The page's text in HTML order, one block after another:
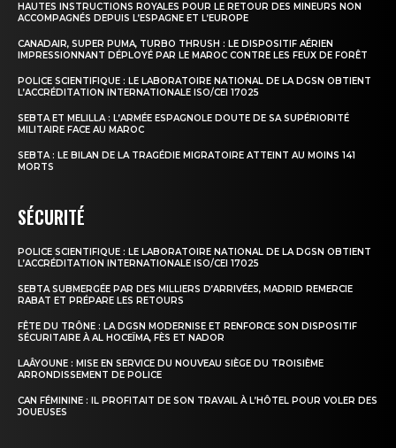
HAUTES INSTRUCTIONS ROYALES POUR LE RETOUR DES MINEURS NON
ACCOMPAGNÉS DEPUIS L’ESPAGNE ET L’EUROPE
CANADAIR, SUPER PUMA, TURBO THRUSH : LE DISPOSITIF AÉRIEN
IMPRESSIONNANT DÉPLOYÉ PAR LE MAROC CONTRE LES FEUX DE FORÊT
POLICE SCIENTIFIQUE : LE LABORATOIRE NATIONAL DE LA DGSN OBTIENT
L’ACCRÉDITATION INTERNATIONALE ISO/CEI 17025
SEBTA ET MELILLA : L’ARMÉE ESPAGNOLE DOUTE DE SA SUPÉRIORITÉ
MILITAIRE FACE AU MAROC
SEBTA : LE BILAN DE LA TRAGÉDIE MIGRATOIRE ATTEINT AU MOINS 141
MORTS
SÉCURITÉ
POLICE SCIENTIFIQUE : LE LABORATOIRE NATIONAL DE LA DGSN OBTIENT
L’ACCRÉDITATION INTERNATIONALE ISO/CEI 17025
SEBTA SUBMERGÉE PAR DES MILLIERS D’ARRIVÉES, MADRID REMERCIE
RABAT ET PRÉPARE LES RETOURS
FÊTE DU TRÔNE : LA DGSN MODERNISE ET RENFORCE SON DISPOSITIF
SÉCURITAIRE À AL HOCEÏMA, FÈS ET NADOR
LAÂYOUNE : MISE EN SERVICE DU NOUVEAU SIÈGE DU TROISIÈME
ARRONDISSEMENT DE POLICE
CAN FÉMININE : IL PROFITAIT DE SON TRAVAIL À L’HÔTEL POUR VOLER DES
JOUEUSES